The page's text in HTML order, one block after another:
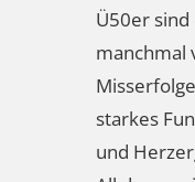
Ü50er
manchmal
starkes
und